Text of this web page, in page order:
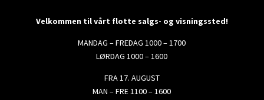
Velkommen til vårt flotte salgs- og visningssted!
MANDAG – FREDAG 1000 – 1700
LØRDAG 1000 – 1600
FRA 17. AUGUST
MAN – FRE 1100 – 1600